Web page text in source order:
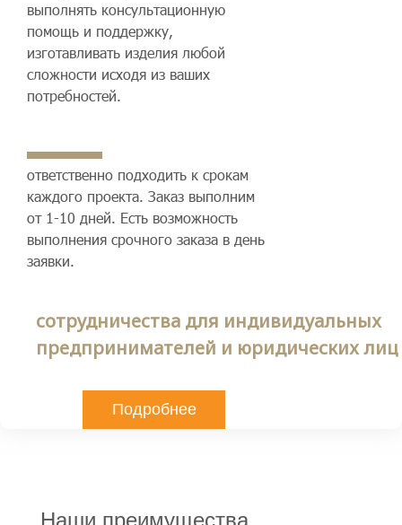
выполнять консультационную
помощь и поддержку,
изготавливать изделия любой
сложности исходя из ваших
потребностей.
ответственно подходить к срокам
каждого проекта. Заказ выполним
от 1-10 дней. Есть возможность
выполнения срочного заказа в день
заявки.
сотрудничества для индивидуальных
предпринимателей и юридических лиц
Подробнее